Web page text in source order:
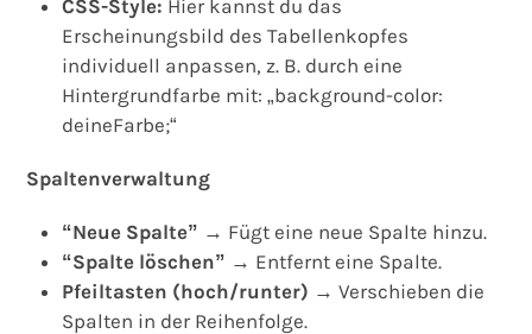
CSS-Style: Hier kannst du das
Erscheinungsbild des Tabellenkopfes
individuell anpassen, z. B. durch eine
Hintergrundfarbe mit: „background-color:
deineFarbe;“
Spaltenverwaltung
“Neue Spalte” → Fügt eine neue Spalte hinzu.
“Spalte löschen” → Entfernt eine Spalte.
Pfeiltasten (hoch/runter) → Verschieben die
Spalten in der Reihenfolge.